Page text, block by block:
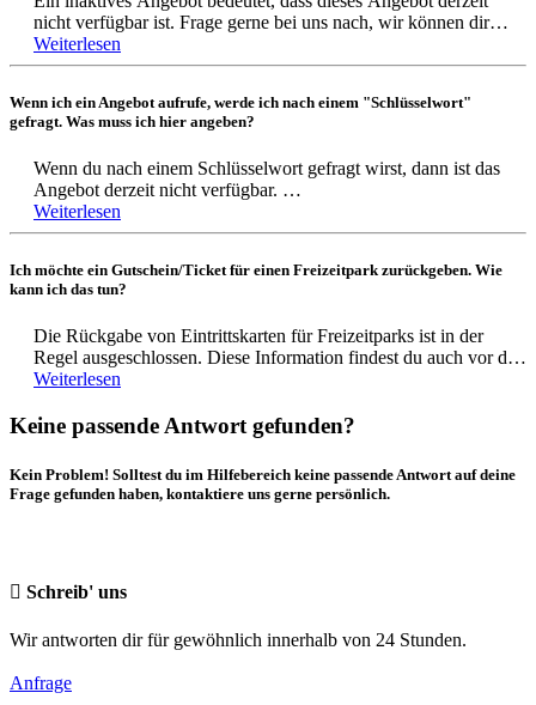
Mehr dazu findest du in unseren AGB's.
Ein Wertgutschein könnte daher nicht auf alle Angebote
angewendet werden.
nicht verfügbar ist. Frage gerne bei uns nach, wir können dir
dann mitteilen, ob das Angebot bald wieder verfügbar sein wird..
und teile uns mit, um welches Angebot es sind handelt. Du
kannst uns auch gerne anrufen: 069 15322530
erreichbar (außer an Feiertagen)
Weiterlesen
Wenn ich ein Angebot aufrufe, werde ich nach einem "Schlüsselwort"
gefragt. Was muss ich hier angeben?
Wenn du nach einem Schlüsselwort gefragt wirst, dann ist das
Angebot derzeit nicht verfügbar.
Frage gerne bei uns nach, wir können dir dann mitteilen, ob das
einfach eine E-Mail an support@benefits.me und teile uns mit,
um welches Angebot es sich handelt. Du kannst uns auch gerne
Wir sind von Montag bis Freitag von 8:30 Uhr bis 18 Uhr
erreichbar (außer an Feiertagen).
Weiterlesen
Ich möchte ein Gutschein/Ticket für einen Freizeitpark zurückgeben. Wie
kann ich das tun?
Die Rückgabe von Eintrittskarten für Freizeitparks ist in der
Regel ausgeschlossen. Diese Information findest du auch vor der
Buchung im Angebot. Bei Fragen kannst du dich jederzeit gerne
unter der Nummer 069 153 225 30 wenden.
Weiterlesen
Keine passende Antwort gefunden?
Kein Problem! Solltest du im Hilfebereich keine passende Antwort auf deine
Frage gefunden haben, kontaktiere uns gerne persönlich.
Schreib' uns
Wir antworten dir für gewöhnlich innerhalb von 24 Stunden.
Anfrage